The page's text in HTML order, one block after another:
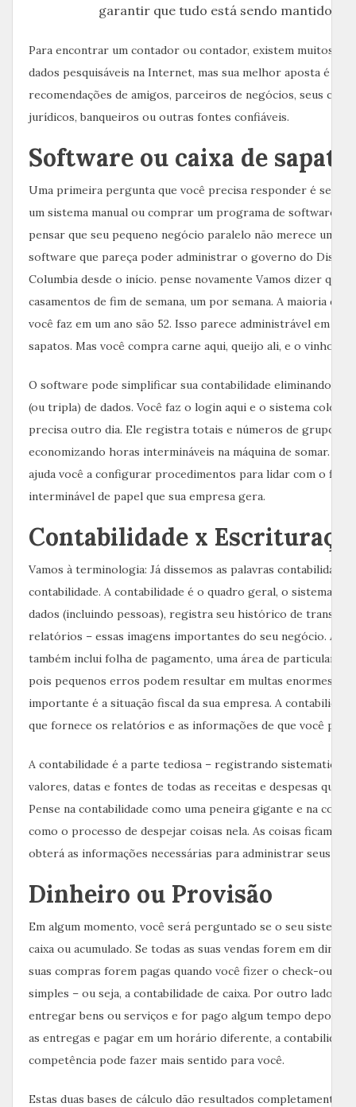
garantir que tudo está sendo mantido
Para encontrar um contador ou contador, existem muitos
dados pesquisáveis ​​na Internet, mas sua melhor aposta é
recomendações de amigos, parceiros de negócios, seus
jurídicos, banqueiros ou outras fontes confiáveis.
Software ou caixa de
Uma primeira pergunta que você precisa responder é se
um sistema manual ou comprar um programa de software.
pensar que seu pequeno negócio paralelo não merece um
software que pareça poder administrar o governo do
Columbia desde o início. pense novamente Vamos dizer que
casamentos de fim de semana, um por semana. A maioria dos
você faz em um ano são 52. Isso parece administrável em uma
sapatos. Mas você compra carne aqui, queijo ali, e o vinho é
O software pode simplificar sua contabilidade eliminando a
(ou tripla) de dados. Você faz o login aqui e o sistema coloca
precisa outro dia. Ele registra totais e números de grupo
economizando horas intermináveis ​​na máquina de somar. O
ajuda você a configurar procedimentos para lidar com o fluxo
interminável de papel que sua empresa gera.
Contabilidade x
Vamos à terminologia: Já dissemos as palavras contabilidade e
contabilidade. A contabilidade é o quadro geral, o sistema
dados (incluindo pessoas), registra seu histórico de
relatórios – essas imagens importantes do seu negócio. A
também inclui folha de pagamento, uma área de particular
pois pequenos erros podem resultar em multas enormes.
importante é a situação fiscal da sua empresa. A
que fornece os relatórios e as informações de que você
A contabilidade é a parte tediosa – registrando
valores, datas e fontes de todas as receitas e despesas que
Pense na contabilidade como uma peneira gigante e na
como o processo de despejar coisas nela. As coisas ficam
obterá as informações necessárias para administrar seus
Dinheiro ou Provisão
Em algum momento, você será perguntado se o seu sistema
caixa ou acumulado. Se todas as suas vendas forem em
suas compras forem pagas quando você fizer o check-out, a
simples – ou seja, a contabilidade de caixa. Por outro lado, se
entregar bens ou serviços e for pago algum tempo depois,
as entregas e pagar em um horário diferente, a contabilidade
competência pode fazer mais sentido para você.
Estas duas bases de cálculo dão resultados completamente